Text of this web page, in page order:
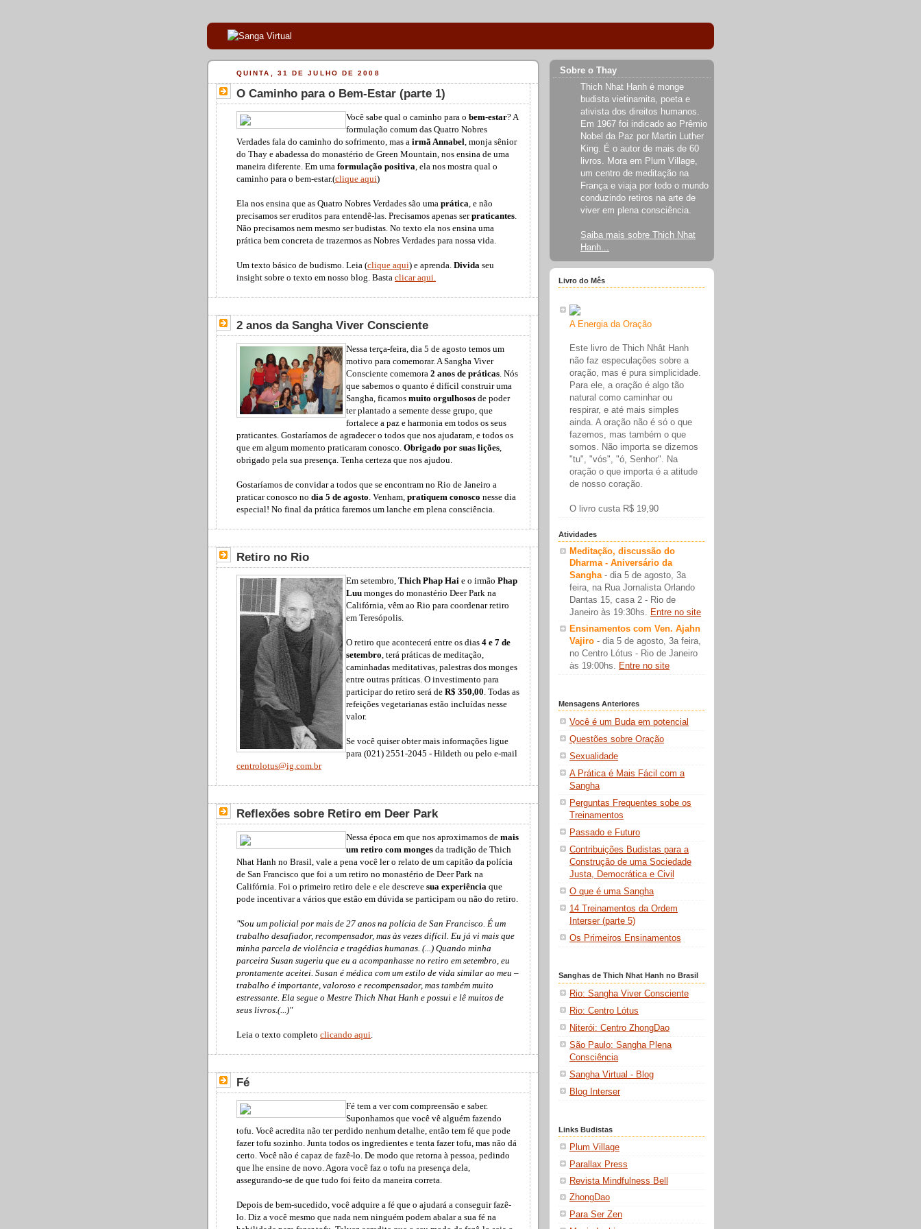
QUINTA, 31 DE JULHO DE 2008
O Caminho para o Bem-Estar (parte 1)
Você sabe qual o caminho para o bem-estar? A
formulação comum das Quatro Nobres
Verdades fala do caminho do sofrimento, mas a irmã Annabel , monja sênior
do Thay e abadessa do monastério de Green Mountain, nos ensina de uma
maneira diferente. Em uma formulação positiva , ela nos mostra qual o
caminho para o bem-estar.(clique aqui)
Ela nos ensina que as Quatro Nobres Verdades são uma prática , e não
precisamos ser eruditos para entendê-las. Precisamos apenas serpraticantes
Não precisamos nem mesmo ser budistas. No texto ela nos ensina uma
prática bem concreta de trazermos as Nobres Verdades para nossa vida.
Um texto básico de budismo. Leia (clique aqui) e aprenda. Divida seu
insight sobre o texto em nosso blog. Basta clicar aqui.
2 anos da Sangha Viver Consciente
Nessa terça-feira, dia 5 de agosto temos um
motivo para comemorar. A Sangha Viver
Consciente comemora 2 anos de práticas . Nós
que sabemos o quanto é difícil construir uma
Sangha, ficamos muito orgulhosos de poder
ter plantado a semente desse grupo, que
fortalece a paz e harmonia em todos os seus
praticantes. Gostaríamos de agradecer o todos que nos ajudaram, e todos os
que em algum momento praticaram conosco. Obrigado por suas lições
obrigado pela sua presença. Tenha certeza que nos ajudou.
Gostaríamos de convidar a todos que se encontram no Rio de Janeiro a
praticar conosco no dia 5 de agosto . Venham, pratiquem conosco nesse dia
especial! No final da prática faremos um lanche em plena consciência.
Retiro no Rio
Em setembro, Thich Phap Hai e o irmão Phap
Luu monges do monastério Deer Park na
Califórnia, vêm ao Rio para coordenar retiro
em Teresópolis.
O retiro que acontecerá entre os dias 4 e 7 de
setembro , terá práticas de meditação,
caminhadas meditativas, palestras dos monges
entre outras práticas. O investimento para
participar do retiro será de R$ 350,00 . Todas as
refeições vegetarianas estão incluídas nesse
valor.
Se você quiser obter mais informações ligue
para (021) 2551-2045 - Hildeth ou pelo e-mail
centrolotus@ig.com.br
Reflexões sobre Retiro em Deer Park
Nessa época em que nos aproximamos de mais
um retiro com monges da tradição de Thich
Nhat Hanh no Brasil, vale a pena você ler o relato de um capitão da polícia
de San Francisco que foi a um retiro no monastério de Deer Park na
Califórnia. Foi o primeiro retiro dele e ele descreve sua experiência que
pode incentivar a vários que estão em dúvida se participam ou não do retiro.
"Sou um policial por mais de 27 anos na polícia de San Francisco. É um
trabalho desafiador, recompensador, mas às vezes difícil. Eu já vi mais que
minha parcela de violência e tragédias humanas. (...) Quando minha
parceira Susan sugeriu que eu a acompanhasse no retiro em setembro, eu
prontamente aceitei. Susan é médica com um estilo de vida similar ao meu –
trabalho é importante, valoroso e recompensador, mas também muito
estressante. Ela segue o Mestre Thich Nhat Hanh e possui e lê muitos de
seus livros.(...)"
Leia o texto completo clicando aqui
Fé
Fé tem a ver com compreensão e saber.
Suponhamos que você vê alguém fazendo
tofu. Você acredita não ter perdido nenhum detalhe, então tem fé que pode
fazer tofu sozinho. Junta todos os ingredientes e tenta fazer tofu, mas não dá
certo. Você não é capaz de fazê-lo. De modo que retorna à pessoa, pedindo
que lhe ensine de novo. Agora você faz o tofu na presença dela,
assegurando-se de que tudo foi feito da maneira correta.
Depois de bem-sucedido, você adquire a fé que o ajudará a conseguir fazê-
lo. Diz a você mesmo que nada nem ninguém podem abalar a sua fé na
Sobre o Thay
Thich Nhat Hanh é monge
budista vietinamita, poeta e
ativista dos direitos humanos.
Em 1967 foi indicado ao Prêmio
Nobel da Paz por Martin Luther
King. É o autor de mais de 60
livros. Mora em Plum Village,
um centro de meditação na
França e viaja por todo o mundo
conduzindo retiros na arte de
viver em plena consciência.
Saiba mais sobre Thich Nhat
Hanh...
Livro do Mês
A Energia da Oração
Este livro de Thich Nhât Hanh
não faz especulações sobre a
oração, mas é pura simplicidade.
Para ele, a oração é algo tão
natural como caminhar ou
respirar, e até mais simples
ainda. A oração não é só o que
fazemos, mas também o que
somos. Não importa se dizemos
"tu", "vós", "ó, Senhor". Na
oração o que importa é a atitude
de nosso coração.
O livro custa R$ 19,90
Atividades
Meditação, discussão do
Dharma - Aniversário da
Sangha - dia 5 de agosto, 3a
feira, na Rua Jornalista Orlando
Dantas 15, casa 2 - Rio de
Janeiro às 19:30hs. Entre no site
Ensinamentos com Ven. Ajahn
Vajiro - dia 5 de agosto, 3a feira,
no Centro Lótus - Rio de Janeiro
às 19:00hs. Entre no site
Mensagens Anteriores
Você é um Buda em potencial
Questões sobre Oração
Sexualidade
A Prática é Mais Fácil com a
Sangha
Perguntas Frequentes sobe os
Treinamentos
Passado e Futuro
Contribuições Budistas para a
Construção de uma Sociedade
Justa, Democrática e Civil
O que é uma Sangha
14 Treinamentos da Ordem
Interser (parte 5)
Os Primeiros Ensinamentos
Sanghas de Thich Nhat Hanh no Brasil
Rio: Sangha Viver Consciente
Rio: Centro Lótus
Niterói: Centro ZhongDao
São Paulo: Sangha Plena
Consciência
Sangha Virtual - Blog
Blog Interser
Links Budistas
Plum Village
Parallax Press
Revista Mindfulness Bell
ZhongDao
Para Ser Zen